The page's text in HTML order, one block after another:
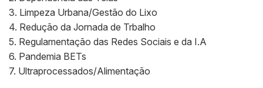
3. Limpeza Urbana/Gestão do Lixo
4. Redução da Jornada de Trbalho
5. Regulamentação das Redes Sociais e da I.A
6. Pandemia BETs
7. Ultraprocessados/Alimentação